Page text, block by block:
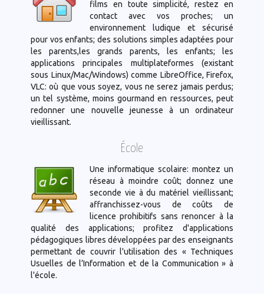
films en toute simplicité, restez en
contact avec vos proches; un
environnement ludique et sécurisé
pour vos enfants; des solutions simples adaptées pour
les parents,les grands parents, les enfants; les
applications principales multiplateformes (existant
sous Linux/Mac/Windows) comme LibreOffice, Firefox,
VLC: où que vous soyez, vous ne serez jamais perdus;
un tel système, moins gourmand en ressources, peut
redonner une nouvelle jeunesse à un ordinateur
vieillissant.
École
Une informatique scolaire: montez un
réseau à moindre coût; donnez une
seconde vie à du matériel vieillissant;
affranchissez-vous de coûts de
licence prohibitifs sans renoncer à la
qualité des applications; profitez d'applications
pédagogiques libres développées par des enseignants
permettant de couvrir l'utilisation des « Techniques
Usuelles de l’Information et de la Communication » à
l'école.